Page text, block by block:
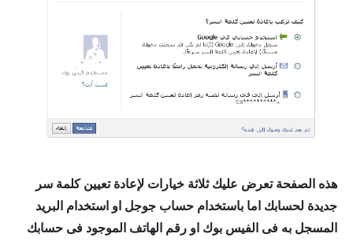
هذه الصفحة تعرض عليك ثلاثة خيارات لإعادة تعيين كلمة سر
جديدة لحسابك اما باستخدام حساب جوجل او استخدام البريد
المسجل به فى الفيس بوك او رقم الهاتف الموجود فى حسابك